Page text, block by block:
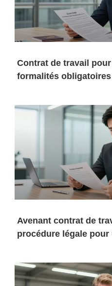
Contrat de travail
formalités
Avenant contrat de
procédure légale